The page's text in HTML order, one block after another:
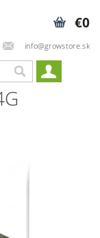
info@growstore.sk
€0